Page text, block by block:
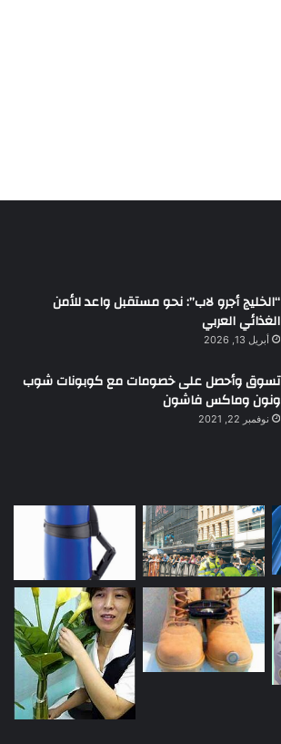
“الخليج أجرو لاب”: نحو مستقبل واعد للأمن
الغذائي العربي
أبريل 13, 2026
تسوق وأحصل على خصومات مع كوبونات شوب
ونون وماكس فاشون
نوفمبر 22, 2021